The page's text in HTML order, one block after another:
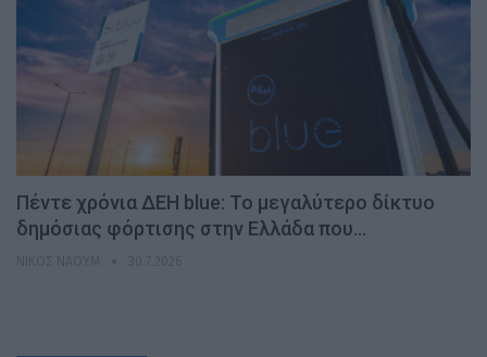
Πέντε χρόνια ΔΕΗ blue: Το μεγαλύτερο δίκτυο
δημόσιας φόρτισης στην Ελλάδα που…